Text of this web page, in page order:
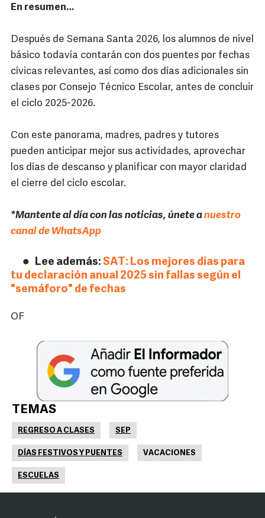
En resumen…
Después de Semana Santa 2026, los alumnos de nivel
básico todavía contarán con dos puentes por fechas
cívicas relevantes, así como dos días adicionales sin
clases por Consejo Técnico Escolar, antes de concluir
el ciclo 2025-2026.
Con este panorama, madres, padres y tutores
pueden anticipar mejor sus actividades, aprovechar
los días de descanso y planificar con mayor claridad
el cierre del ciclo escolar.
*Mantente al día con las noticias, únete anuestro
canal de WhatsApp
Lee además: SAT: Los mejores días para
tu declaración anual 2025 sin fallas según el
"semáforo" de fechas
OF
TEMAS
REGRESO A CLASES SEP
DÍAS FESTIVOS Y PUENTES VACACIONES
ESCUELAS